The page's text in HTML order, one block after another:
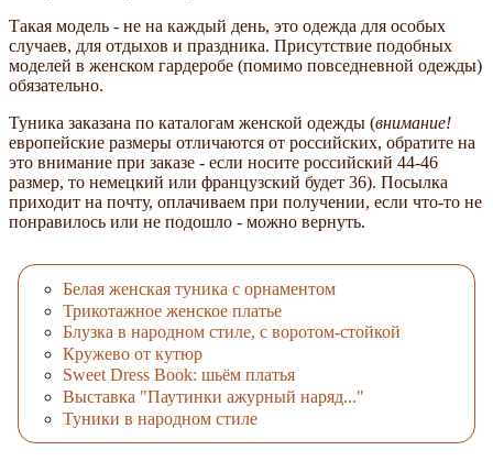
Такая модель - не на каждый день, это одежда для особых
случаев, для отдыхов и праздника. Присутствие подобных
моделей в женском гардеробе (помимо повседневной одежды)
обязательно.
Туника заказана по каталогам женской одежды (внимание!
европейские размеры отличаются от российских, обратите на
это внимание при заказе - если носите российский 44-46
размер, то немецкий или французский будет 36). Посылка
приходит на почту, оплачиваем при получении, если что-то не
понравилось или не подошло - можно вернуть.
Белая женская туника с орнаментом
Трикотажное женское платье
Блузка в народном стиле, с воротом-стойкой
Кружево от кутюр
Sweet Dress Book: шьём платья
Выставка "Паутинки ажурный наряд..."
Туники в народном стиле